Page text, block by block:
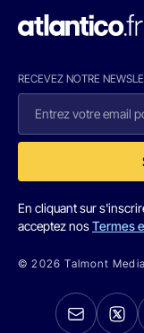
RECEVEZ NOTRE
En cliquant sur
acceptez nosTermes
© 2026 Talmont